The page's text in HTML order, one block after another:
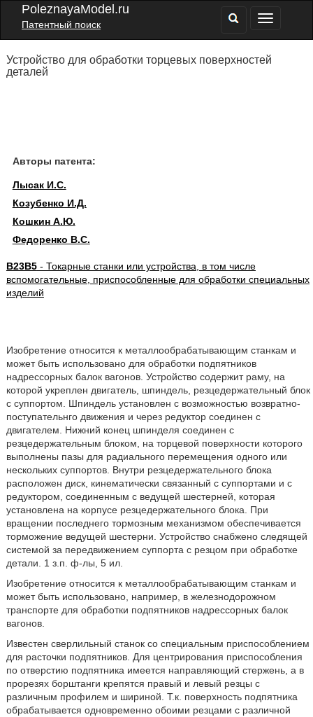
PoleznayaModel.ru
Патентный поиск
Устройство для обработки торцевых поверхностей
деталей
Авторы патента:
Лысак И.С.
Козубенко И.Д.
Кошкин А.Ю.
Федоренко В.С.
B23B5- Токарные станки или устройства, в том числе
вспомогательные, приспособленные для обработки специальных
изделий
Изобретение относится к металлообрабатывающим станкам и
может быть использовано для обработки подпятников
надрессорных балок вагонов. Устройство содержит раму, на
которой укреплен двигатель, шпиндель, резцедержательный блок
с суппортом. Шпиндель установлен с возможностью возвратно-
поступательнго движения и через редуктор соединен с
двигателем. Нижний конец шпинделя соединен с
резцедержательным блоком, на торцевой поверхности которого
выполнены пазы для радиального перемещения одного или
нескольких суппортов. Внутри резцедержательного блока
расположен диск, кинематически связанный с суппортами и с
редуктором, соединенным с ведущей шестерней, которая
установлена на корпусе резцедержательного блока. При
вращении последнего тормозным механизмом обеспечивается
торможение ведущей шестерни. Устройство снабжено следящей
системой за передвижением суппорта с резцом при обработке
детали. 1 з.п. ф-лы, 5 ил.
Изобретение относится к металлообрабатывающим станкам и
может быть использовано, например, в железнодорожном
транспорте для обработки подпятников надрессорных балок
вагонов.
Известен сверлильный станок со специальным приспособлением
для расточки подпятников. Для центрирования приспособления
по отверстию подпятника имеется направляющий стержень, а в
прорезях борштанги крепятся правый и левый резцы с
различным профилем и шириной. Т.к. поверхность подпятника
обрабатывается одновременно обоими резцами с различной